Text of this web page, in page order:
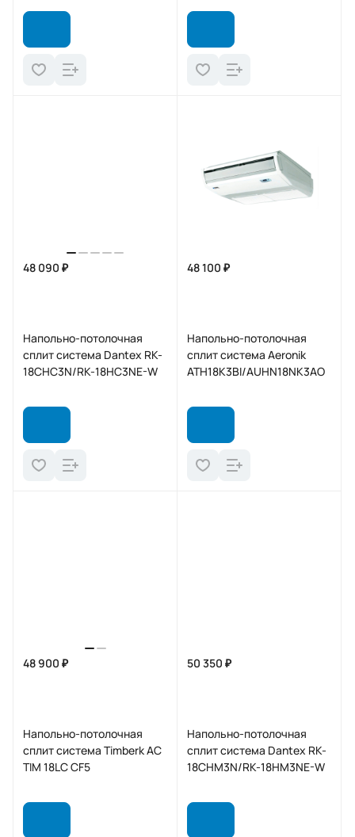
48 090 ₽
Напольно-потолочная
сплит система Dantex RK-
18CHC3N/RK-18HC3NE-W
48 100 ₽
Напольно-потолочная
сплит система Aeronik
ATH18K3BI/AUHN18NK3AO
48 900 ₽
Напольно-потолочная
сплит система Timberk AC
TIM 18LC CF5
50 350 ₽
Напольно-потолочная
сплит система Dantex RK-
18CHM3N/RK-18HM3NE-W